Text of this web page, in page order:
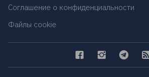
Соглашение о конфиденциальности
Файлы cookie